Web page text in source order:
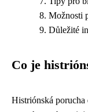
Možnosti
Důležité
Co je
Histriónská porucha